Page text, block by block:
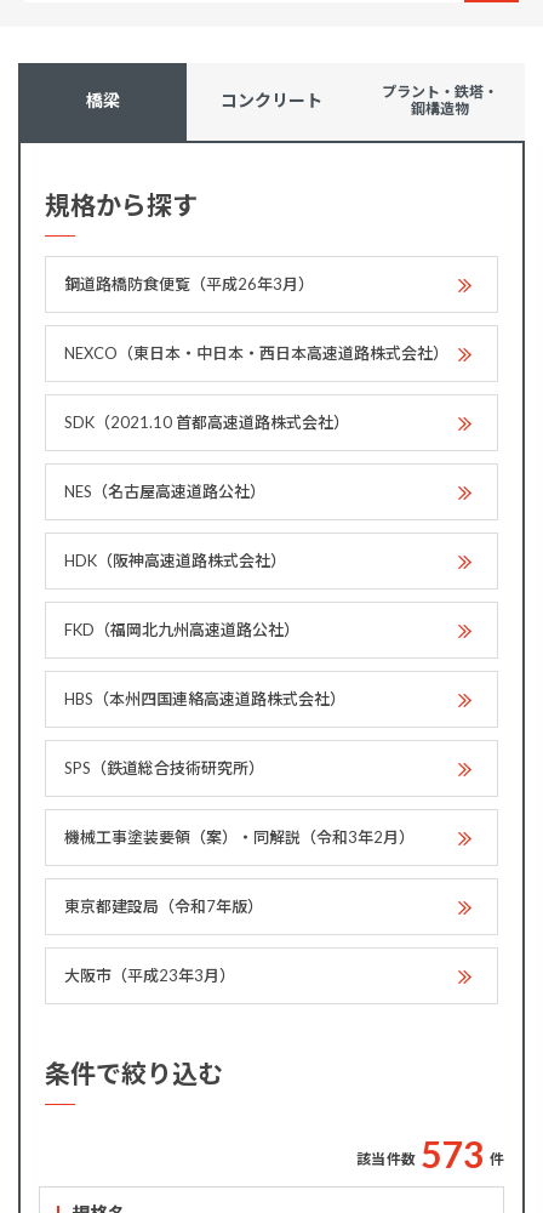
橋梁 コンクリート
プラント・鉄塔・
鋼構造物
規格から探す
鋼道路橋防食便覧（平成26年3月）
NEXCO（東日本・中日本・西日本高速道路株式会社）
SDK（2021.10 首都高速道路株式会社）
NES（名古屋高速道路公社）
HDK（阪神高速道路株式会社）
FKD（福岡北九州高速道路公社）
HBS（本州四国連絡高速道路株式会社）
SPS（鉄道総合技術研究所）
機械工事塗装要領（案）・同解説（令和3年2月）
東京都建設局（令和7年版）
大阪市（平成23年3月）
条件で絞り込む
該当件数 573 件